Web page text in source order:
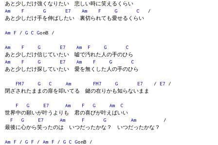
あと少しだけ強くなりたい 悲しい時に笑えるくらい
Am
F G E7 Am F G C /
あと少しだけ手を伸ばしたい 裏切られても愛せるくらい
Am F / G C GonB /
Am F G E7 Am F G
C
あと少しだけ信じていたい 嘘で汚れた人の手のひら
Am
F G E7 Am F G
C
あと少しだけ探していたい 愛を無くした人の手のひら
FM7 G C Am FM7 G E7 / E7 /
閉ざされたままの扉を叩いてる 鍵の在りかも知らないまま
F G E7 Am F G Am
C
世界中の願いが叶うよりも 君の喜びが叶えばいい
F
G E7 Am F G Am /
最後に心から笑ったのは いつだったかな？ いつだったかな？
Am F / G F / Am F / G C GonB /